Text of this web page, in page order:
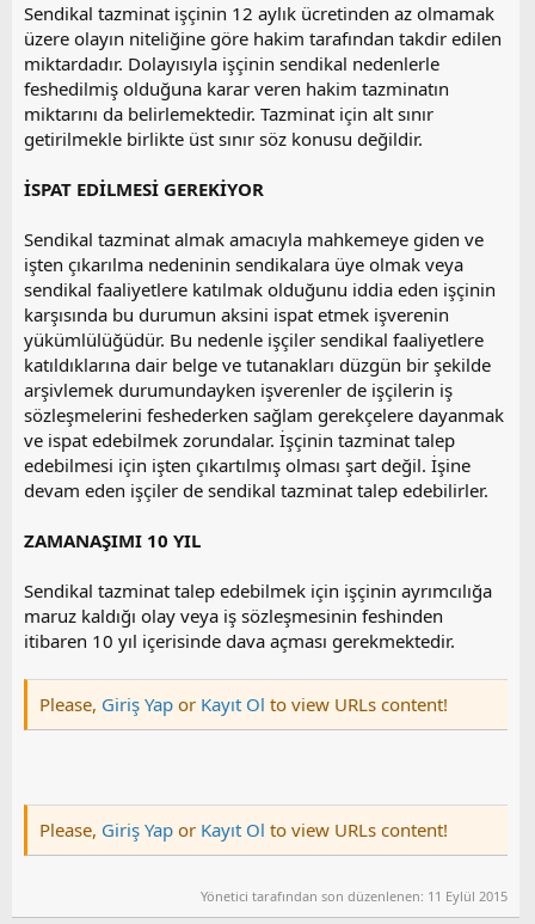
Sendikal tazminat işçinin 12 aylık ücretinden az olmamak
üzere olayın niteliğine göre hakim tarafından takdir edilen
miktardadır. Dolayısıyla işçinin sendikal nedenlerle
feshedilmiş olduğuna karar veren hakim tazminatın
miktarını da belirlemektedir. Tazminat için alt sınır
getirilmekle birlikte üst sınır söz konusu değildir.
İSPAT EDİLMESİ GEREKİYOR
Sendikal tazminat almak amacıyla mahkemeye giden ve
işten çıkarılma nedeninin sendikalara üye olmak veya
sendikal faaliyetlere katılmak olduğunu iddia eden işçinin
karşısında bu durumun aksini ispat etmek işverenin
yükümlülüğüdür. Bu nedenle işçiler sendikal faaliyetlere
katıldıklarına dair belge ve tutanakları düzgün bir şekilde
arşivlemek durumundayken işverenler de işçilerin iş
sözleşmelerini feshederken sağlam gerekçelere dayanmak
ve ispat edebilmek zorundalar. İşçinin tazminat talep
edebilmesi için işten çıkartılmış olması şart değil. İşine
devam eden işçiler de sendikal tazminat talep edebilirler.
ZAMANAŞIMI 10 YIL
Sendikal tazminat talep edebilmek için işçinin ayrımcılığa
maruz kaldığı olay veya iş sözleşmesinin feshinden
itibaren 10 yıl içerisinde dava açması gerekmektedir.
Please, Giriş Yap or Kayıt Ol to view URLs content!
Please, Giriş Yap or Kayıt Ol to view URLs content!
Yönetici tarafından son düzenlenen: 11 Eylül 2015